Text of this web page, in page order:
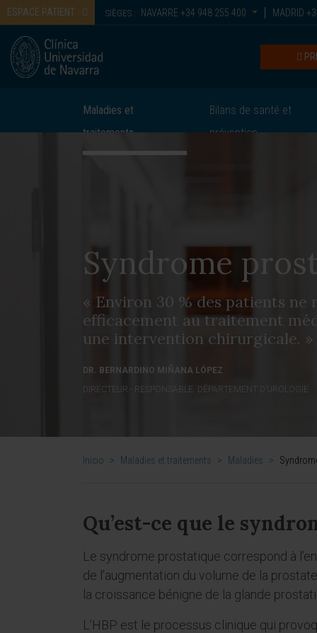
ESPACE PATIENT SIÈGES : NAVARRE +34 948 255 400 MADRID
Maladies et
traitements
Bilans de santé et
prévention
Syndrome
« Environ 30 % des patients ne
efficacement au traitement
une intervention chirurgicale. »
DR. BERNARDINO MIÑANA LÓPEZ
DIRECTEUR - RESPONSABLE. DÉPARTEMENT D’UROLOGIE
Inicio > Maladies et traitements > Maladies >
Qu’est-ce que le
Le syndrome prostatique correspond à
de l’augmentation du volume de la
la croissance bénigne de la glande
L’HBP est le processus clinique qui